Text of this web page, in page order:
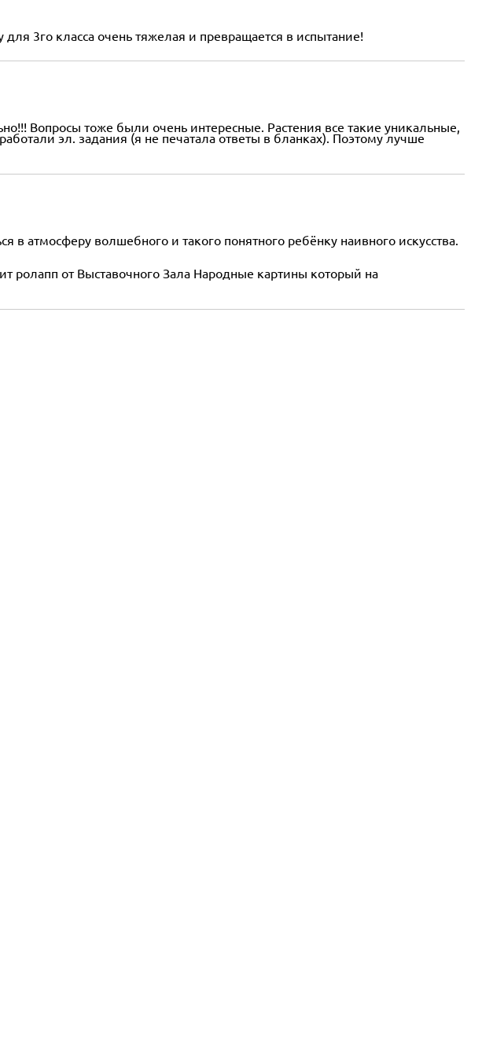
3го класса очень тяжелая и превращается в испытание!
Вопросы тоже были очень интересные. Растения все такие уникальные,
эл. задания (я не печатала ответы в бланках). Поэтому лучше
атмосферу волшебного и такого понятного ребёнку наивного искусства.
ролапп от Выставочного Зала Народные картины который на